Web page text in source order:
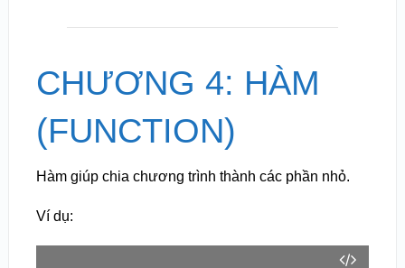
CHƯƠNG 4: HÀM
(FUNCTION)
Hàm giúp chia chương trình thành các phần nhỏ.
Ví dụ: